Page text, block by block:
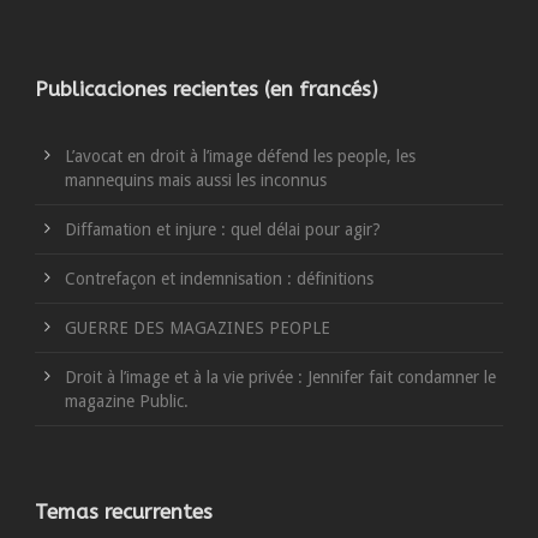
Publicaciones recientes (en francés)
L’avocat en droit à l’image défend les people, les
mannequins mais aussi les inconnus
Diffamation et injure : quel délai pour agir?
Contrefaçon et indemnisation : définitions
GUERRE DES MAGAZINES PEOPLE
Droit à l’image et à la vie privée : Jennifer fait condamner le
magazine Public.
Temas recurrentes